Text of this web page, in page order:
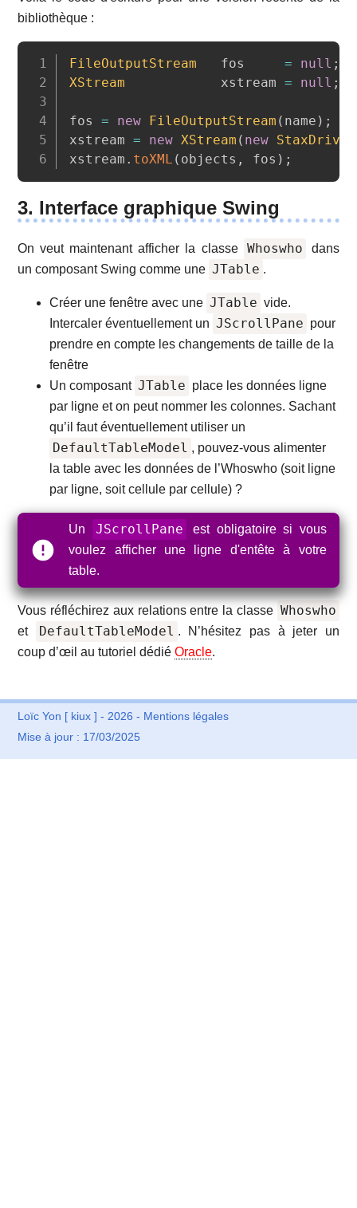
bibliothèque :
FileOutputStream
   fos
= null ;
XStream
            xstream
= null ;
fos = new FileOutputStream ( name ) ;
xstream = new XStream ( new StaxDriver
xstream . toXML ( objects , fos ) ;
Copy
3. Interface graphique Swing
On veut maintenant afficher la classe Whoswho
dans
un composant Swing comme une JTable .
Créer une fenêtre avec une JTable vide.
Intercaler éventuellement un JScrollPane pour
prendre en compte les changements de taille de la
fenêtre
Un composant JTable place les données ligne
par ligne et on peut nommer les colonnes. Sachant
qu’il faut éventuellement utiliser un
DefaultTableModel , pouvez‐vous alimenter
la table avec les données de l’Whoswho (soit ligne
par ligne, soit cellule par cellule) ?
Un JScrollPane
est obligatoire si vous
voulez afficher une ligne d'entête à votre
table.
Vous réfléchirez aux relations entre la classe Whoswho
et DefaultTableModel . N’hésitez pas à jeter un
coup d’œil au tutoriel dédiéOracle.
Loïc Yon [ kiux ] - 2026 - Mentions légales
Mise à jour : 17/03/2025